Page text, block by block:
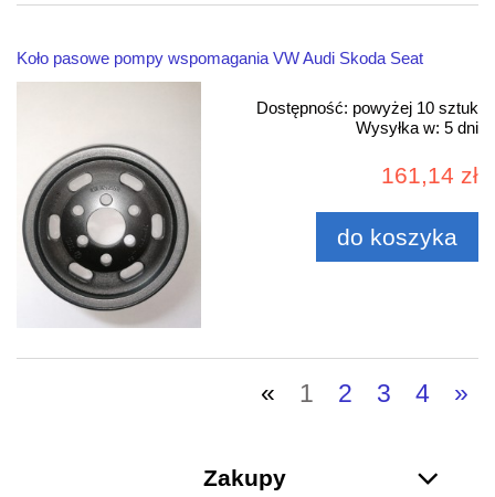
Koło pasowe pompy wspomagania VW Audi Skoda Seat
Dostępność: powyżej 10 sztuk
Wysyłka w: 5 dni
161,14 zł
do koszyka
« 1 2 3 4 »
Zakupy